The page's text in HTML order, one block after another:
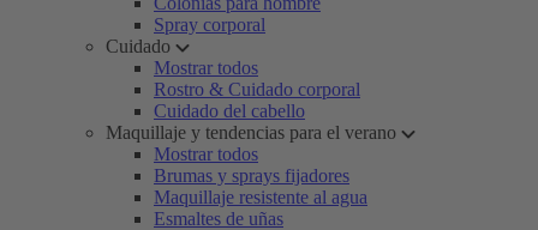
Spray corporal
Cuidado
Mostrar todos
Rostro & Cuidado corporal
Cuidado del cabello
Maquillaje y tendencias para el verano
Mostrar todos
Brumas y sprays fijadores
Maquillaje resistente al agua
Esmaltes de uñas